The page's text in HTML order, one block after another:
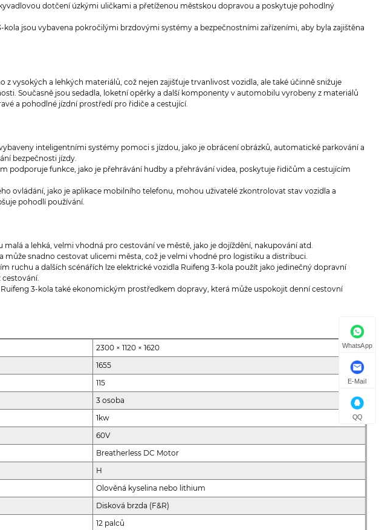
dotčení úzkými uličkami a přetíženou městskou dopravou a poskytuje pohodlný
kola jsou vybavena pokročilými brzdovými systémy a bezpečnostními zařízeními, aby byla zajištěna
z vysokých a lehkých materiálů, což nejen zajišťuje trvanlivost vozidla, ale také účinně snižuje
Současně jsou sedadla, loketní opěrky a další komponenty v automobilu vyrobeny z materiálů
a pohodlné jízdní prostředí pro řidiče a cestující.
inteligentními systémy pomoci s jízdou, jako je obrácení obrázků, automatické parkování a
bezpečnosti jízdy.
podporuje funkce, jako je přehrávání hudby a přehrávání videa, poskytuje řidičům a cestujícím
ovládání, jako je aplikace mobilního telefonu, mohou uživatelé zkontrolovat stav vozidla a
pohodlí používání.
a lehká, velmi vhodná pro cestování ve městě, jako je dojíždění, nakupování atd.
může snadno cestovat ulicemi města, což je velmi vhodné pro logistiku a distribuci.
ruchu a dalších scénářích lze elektrické vozidla Ruifeng 3-kola použít jako jedinečný dopravní
3-kola také ekonomickým prostředkem dopravy, která může uspokojit denní cestovní
2300 × 1120 × 1620
1655
115
3 osoba
1kw
60V
Breatherless DC Motor
H
Olověná kyselina nebo lithium
Disková brzda (F&R)
12 palců
WhatsApp
E-Mail
QQ